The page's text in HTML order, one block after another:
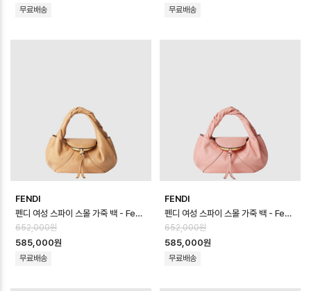
무료배송 무료배송
FENDI
펜디 여성 스파이 스몰 가죽 백 - Fendi Womens Spy Small Leather…
652,000원
585,000원
무료배송
FENDI
펜디 여성 스파이 스몰 가죽 백 - Fendi Womens Spy Small Leather…
652,000원
585,000원
무료배송